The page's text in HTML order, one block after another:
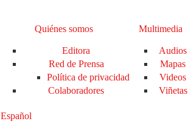
Quiénes somos
Editora
Red de Prensa
Política de privacidad
Colaboradores
Multimedia
Audios
Mapas
Videos
Viñetas
Español